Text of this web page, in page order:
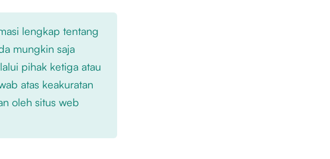
lengkap tentang
mungkin saja
pihak ketiga atau
atas keakuratan
oleh situs web